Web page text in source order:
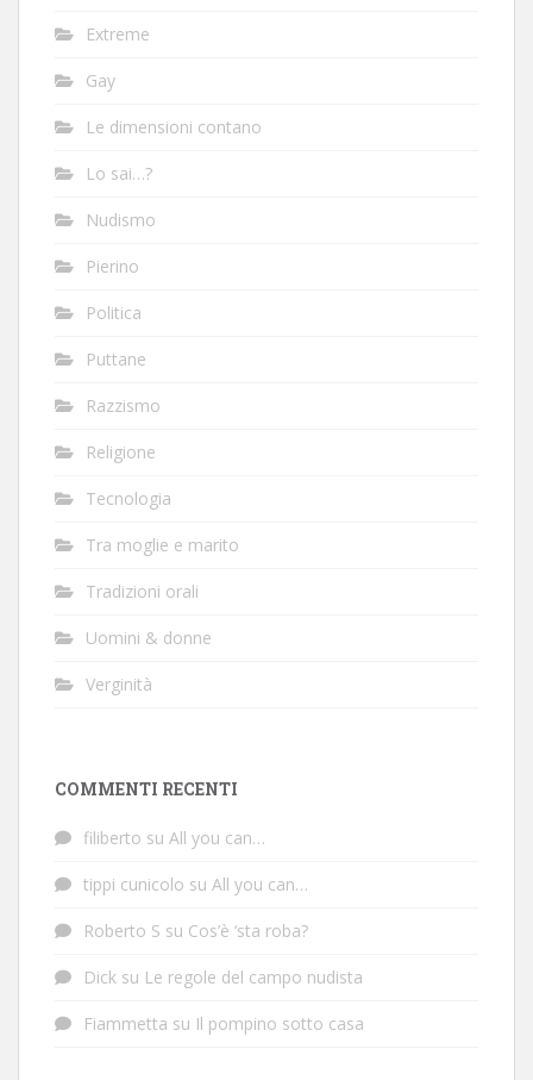
Extreme
Gay
Le dimensioni contano
Lo sai…?
Nudismo
Pierino
Politica
Puttane
Razzismo
Religione
Tecnologia
Tra moglie e marito
Tradizioni orali
Uomini & donne
Verginità
COMMENTI RECENTI
filiberto su All you can…
tippi cunicolo su All you can…
Roberto S su Cos’è ‘sta roba?
Dick su Le regole del campo nudista
Fiammetta su Il pompino sotto casa